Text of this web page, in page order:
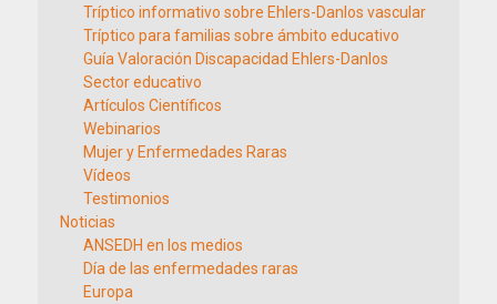
Tríptico informativo sobre Ehlers-Danlos vascular
Tríptico para familias sobre ámbito educativo
Guía Valoración Discapacidad Ehlers-Danlos
Sector educativo
Artículos Científicos
Webinarios
Mujer y Enfermedades Raras
Vídeos
Testimonios
Noticias
ANSEDH en los medios
Día de las enfermedades raras
Europa